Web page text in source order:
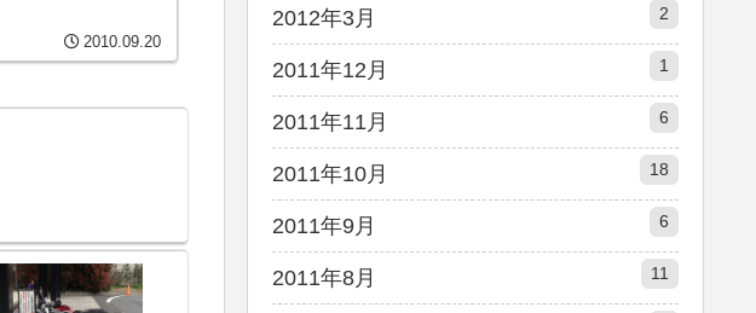
2010.09.20
2012年3月 2
2011年12月 1
2011年11月 6
2011年10月 18
2011年9月 6
2011年8月 11